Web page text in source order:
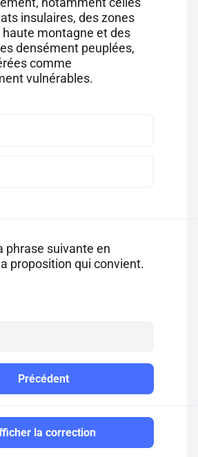
insulaires, des zones
haute montagne et des
densément peuplées,
comme
vulnérables.
phrase suivante en
proposition qui convient.
Précédent
la correction